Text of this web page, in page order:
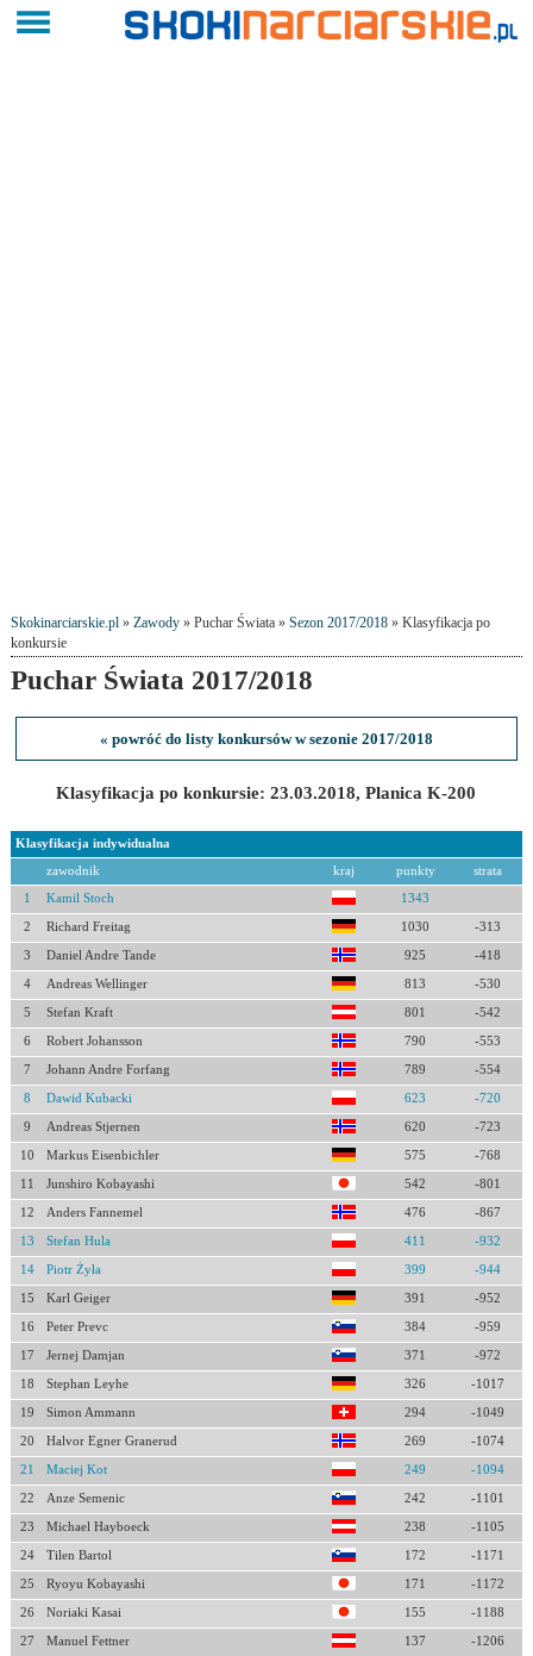
Skokinarciarskie.pl» Zawody» Puchar Świata » Sezon 2017/2018» Klasyfikacja po
konkursie
Puchar Świata 2017/2018
« powróć do listy konkursów w sezonie 2017/2018
Klasyfikacja po konkursie: 23.03.2018, Planica K-200
Klasyfikacja indywidualna
zawodnik kraj punkty strata
1 Kamil Stoch 1343
2 Richard Freitag 1030 -313
3 Daniel Andre Tande 925 -418
4 Andreas Wellinger 813 -530
5 Stefan Kraft 801 -542
6 Robert Johansson 790 -553
7 Johann Andre Forfang 789 -554
8 Dawid Kubacki 623 -720
9 Andreas Stjernen 620 -723
10 Markus Eisenbichler 575 -768
11 Junshiro Kobayashi 542 -801
12 Anders Fannemel 476 -867
13 Stefan Hula 411 -932
14 Piotr Żyła 399 -944
15 Karl Geiger 391 -952
16 Peter Prevc 384 -959
17 Jernej Damjan 371 -972
18 Stephan Leyhe 326 -1017
19 Simon Ammann 294 -1049
20 Halvor Egner Granerud 269 -1074
21 Maciej Kot 249 -1094
22 Anze Semenic 242 -1101
23 Michael Hayboeck 238 -1105
24 Tilen Bartol 172 -1171
25 Ryoyu Kobayashi 171 -1172
26 Noriaki Kasai 155 -1188
27 Manuel Fettner 137 -1206